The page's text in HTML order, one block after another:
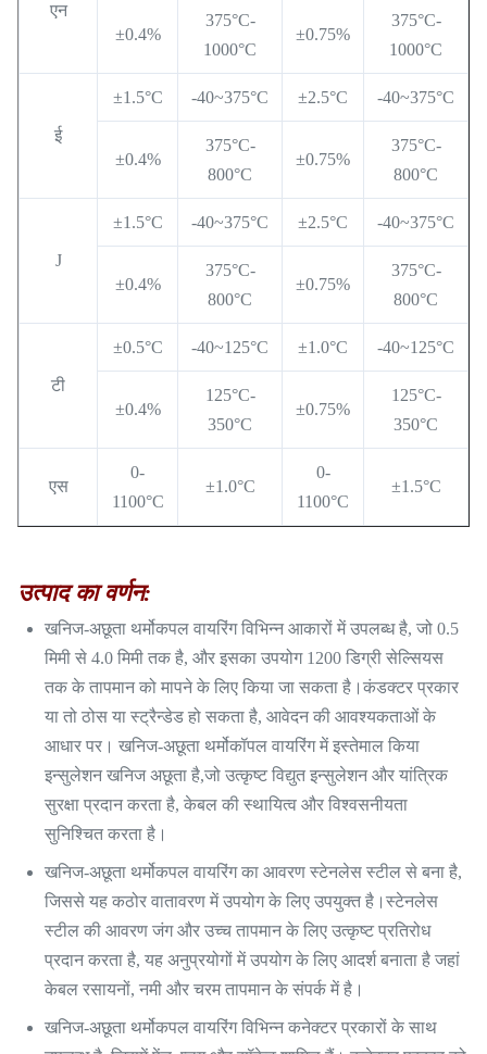
एन
±0.4%
375°C-
1000°C
±0.75%
375°C-
1000°C
ई
±1.5°C -40~375°C ±2.5°C -40~375°C
±0.4%
375°C-
800°C
±0.75%
375°C-
800°C
J
±1.5°C -40~375°C ±2.5°C -40~375°C
±0.4%
375°C-
800°C
±0.75%
375°C-
800°C
टी
±0.5°C -40~125°C ±1.0°C -40~125°C
±0.4%
125°C-
350°C
±0.75%
125°C-
350°C
एस
0-
1100°C
±1.0°C
0-
1100°C
±1.5°C
उत्पाद का वर्णन:
खनिज-अछूता थर्मोकपल वायरिंग विभिन्न आकारों में उपलब्ध है, जो 0.5
मिमी से 4.0 मिमी तक है, और इसका उपयोग 1200 डिग्री सेल्सियस
तक के तापमान को मापने के लिए किया जा सकता है।कंडक्टर प्रकार
या तो ठोस या स्ट्रैन्डेड हो सकता है, आवेदन की आवश्यकताओं के
आधार पर। खनिज-अछूता थर्मोकॉपल वायरिंग में इस्तेमाल किया
इन्सुलेशन खनिज अछूता है,जो उत्कृष्ट विद्युत इन्सुलेशन और यांत्रिक
सुरक्षा प्रदान करता है, केबल की स्थायित्व और विश्वसनीयता
सुनिश्चित करता है।
खनिज-अछूता थर्मोकपल वायरिंग का आवरण स्टेनलेस स्टील से बना है,
जिससे यह कठोर वातावरण में उपयोग के लिए उपयुक्त है।स्टेनलेस
स्टील की आवरण जंग और उच्च तापमान के लिए उत्कृष्ट प्रतिरोध
प्रदान करता है, यह अनुप्रयोगों में उपयोग के लिए आदर्श बनाता है जहां
केबल रसायनों, नमी और चरम तापमान के संपर्क में है।
खनिज-अछूता थर्मोकपल वायरिंग विभिन्न कनेक्टर प्रकारों के साथ